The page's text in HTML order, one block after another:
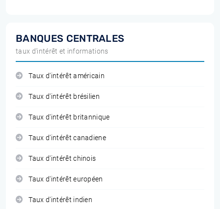
BANQUES CENTRALES
taux d'intérêt et informations
Taux d'intérêt américain
Taux d'intérêt brésilien
Taux d'intérêt britannique
Taux d'intérêt canadiene
Taux d'intérêt chinois
Taux d'intérêt européen
Taux d'intérêt indien